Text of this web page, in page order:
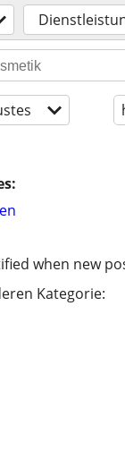
when new
Kategorie: